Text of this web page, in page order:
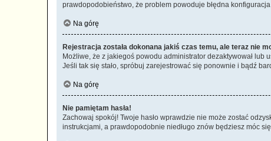
prawdopodobieństwo, że problem powoduje błędna
Na górę
Rejestracja została dokonana jakiś czas temu, ale teraz nie
Możliwe, że z jakiegoś powodu administrator dezaktywował lub
Jeśli tak się stało, spróbuj zarejestrować się ponownie i bądź
Na górę
Nie pamiętam hasła!
Zachowaj spokój! Twoje hasło wprawdzie nie może zostać
instrukcjami, a prawdopodobnie niedługo znów będziesz móc